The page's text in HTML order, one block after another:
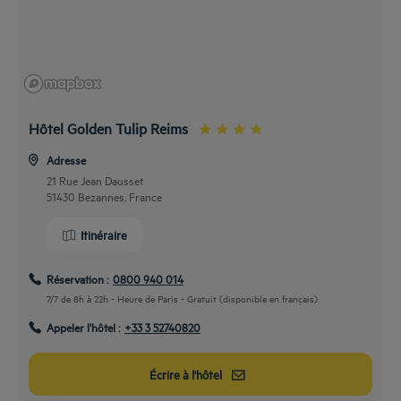
Hôtel Golden Tulip Reims
Adresse
21 Rue Jean Dausset
51430 Bezannes, France
Itinéraire
Réservation : 0800 940 014
7/7 de 8h à 22h - Heure de Paris - Gratuit (disponible en français)
Appeler l'hôtel : +33 3 52740820
Écrire à l'hôtel